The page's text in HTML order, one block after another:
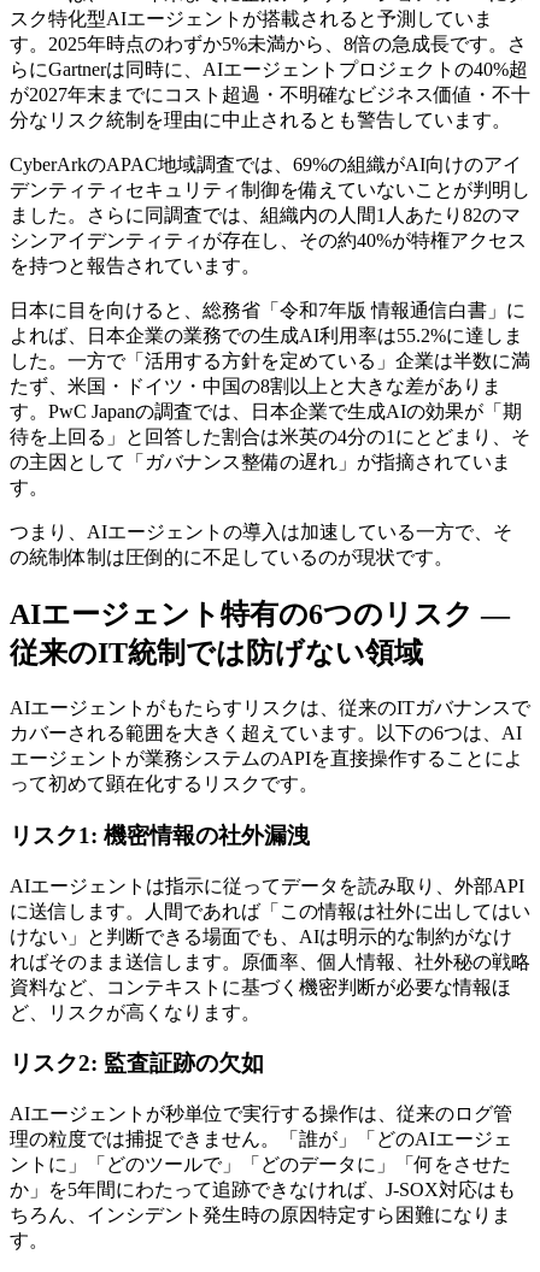
スク特化型AIエージェントが搭載されると予測していま
す。2025年時点のわずか5%未満から、8倍の急成長です。さ
らにGartnerは同時に、AIエージェントプロジェクトの40%超
が2027年末までにコスト超過・不明確なビジネス価値・不十
分なリスク統制を理由に中止されるとも警告しています。
CyberArkのAPAC地域調査では、69%の組織がAI向けのアイ
デンティティセキュリティ制御を備えていないことが判明し
ました。さらに同調査では、組織内の人間1人あたり82のマ
シンアイデンティティが存在し、その約40%が特権アクセス
を持つと報告されています。
日本に目を向けると、総務省「令和7年版 情報通信白書」に
よれば、日本企業の業務での生成AI利用率は55.2%に達しま
した。一方で「活用する方針を定めている」企業は半数に満
たず、米国・ドイツ・中国の8割以上と大きな差がありま
す。PwC Japanの調査では、日本企業で生成AIの効果が「期
待を上回る」と回答した割合は米英の4分の1にとどまり、そ
の主因として「ガバナンス整備の遅れ」が指摘されていま
す。
つまり、AIエージェントの導入は加速している一方で、そ
の統制体制は圧倒的に不足しているのが現状です。
AIエージェント特有の6つのリスク —
従来のIT統制では防げない領域
AIエージェントがもたらすリスクは、従来のITガバナンスで
カバーされる範囲を大きく超えています。以下の6つは、AI
エージェントが業務システムのAPIを直接操作することによ
って初めて顕在化するリスクです。
リスク1: 機密情報の社外漏洩
AIエージェントは指示に従ってデータを読み取り、外部API
に送信します。人間であれば「この情報は社外に出してはい
けない」と判断できる場面でも、AIは明示的な制約がなけ
ればそのまま送信します。原価率、個人情報、社外秘の戦略
資料など、コンテキストに基づく機密判断が必要な情報ほ
ど、リスクが高くなります。
リスク2: 監査証跡の欠如
AIエージェントが秒単位で実行する操作は、従来のログ管
理の粒度では捕捉できません。「誰が」「どのAIエージェ
ントに」「どのツールで」「どのデータに」「何をさせた
か」を5年間にわたって追跡できなければ、J-SOX対応はも
ちろん、インシデント発生時の原因特定すら困難になりま
す。